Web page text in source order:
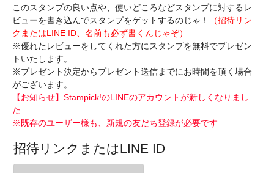
このスタンプの良い点や、使いどころなどスタンプに対するレ
ビューを書き込んでスタンプをゲットするのじゃ！
（招待リン
クまたはLINE ID、名前も必ず書くんじゃぞ）
※優れたレビューをしてくれた方にスタンプを無料でプレゼン
トいたします。
※プレゼント決定からプレゼント送信までにお時間を頂く場合
がございます。
【お知らせ】Stampick!のLINEのアカウントが新しくなりまし
た
※既存のユーザー様も、新規の友だち登録が必要です
招待リンクまたはLINE ID